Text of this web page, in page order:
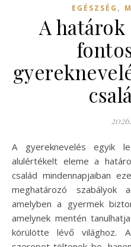
EGÉSZSÉG ,
A határok
A gyereknevelés egyik legfontosabb, mégis sokszor
alulértékelt eleme a
család mindennapjaiban
meghatározó
amelyben a gyermek
amelynek mentén
körülötte lévő világhoz.